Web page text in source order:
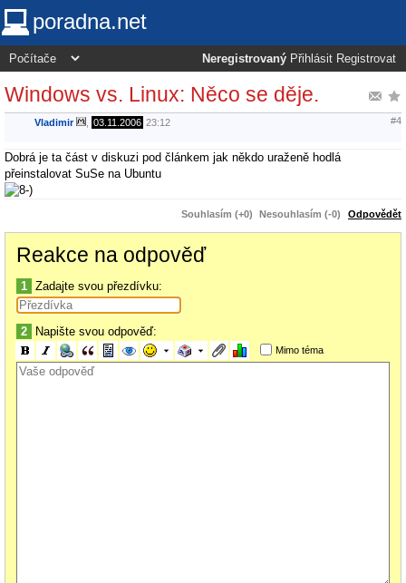
poradna.net
Neregistrovaný Přihlásit Registrovat
Windows vs. Linux: Něco se děje.
Vladimir 03.11.2006 23:12 #4
Dobrá je ta část v diskuzi pod článkem jak někdo uraženě hodlá
přeinstalovat SuSe na Ubuntu
Souhlasím (+0) Nesouhlasím (-0) Odpovědět
Reakce na odpověď
1 Zadajte svou přezdívku:
2 Napište svou odpověď:
Mimo téma